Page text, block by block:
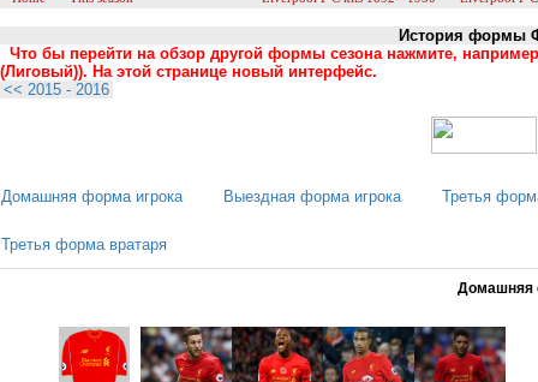
История формы
Что бы перейти на обзор другой формы сезона нажмите,
(Лиговый)). На этой странице новый интерфейс.
<< 2015 - 2016
Домашняя форма игрока Выездная форма игрока Третья
Третья форма вратаря
Домашняя